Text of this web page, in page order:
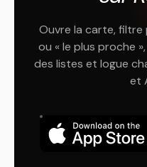
Ouvre la carte, filtre
ou « le plus proche
des listes et logue
et